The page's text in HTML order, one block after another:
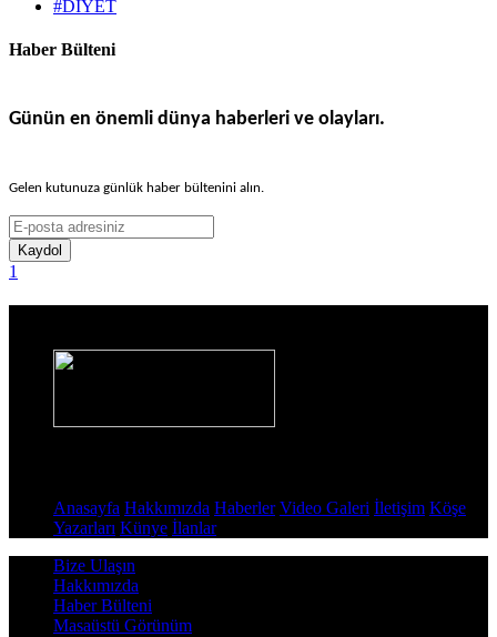
#DİYET
Haber Bülteni
Günün en önemli dünya haberleri ve olayları.
Gelen kutunuza günlük haber bültenini alın.
Kaydol
1
Anasayfa Hakkımızda Haberler Video Galeri İletişim Köşe
Yazarları Künye İlanlar
Bize Ulaşın
Hakkımızda
Haber Bülteni
Masaüstü Görünüm